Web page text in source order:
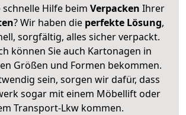
schnelle Hilfe beim Verpacken Ihrer
? Wir haben die perfekte Lösung,
sorgfältig, alles sicher verpackt.
können Sie auch Kartonagen in
Größen und Formen bekommen.
sein, sorgen wir dafür, dass
sogar mit einem Möbellift oder
Transport-Lkw kommen.